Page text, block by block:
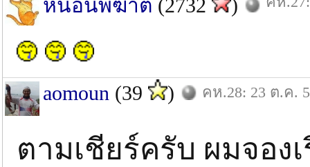
หนอนพิฆาต (2732 )
aomoun (39 ) คห.28: 23 ต.ค.
ตามเชียร์ครับ ผมจอง